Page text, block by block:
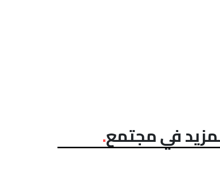
في مجتمع